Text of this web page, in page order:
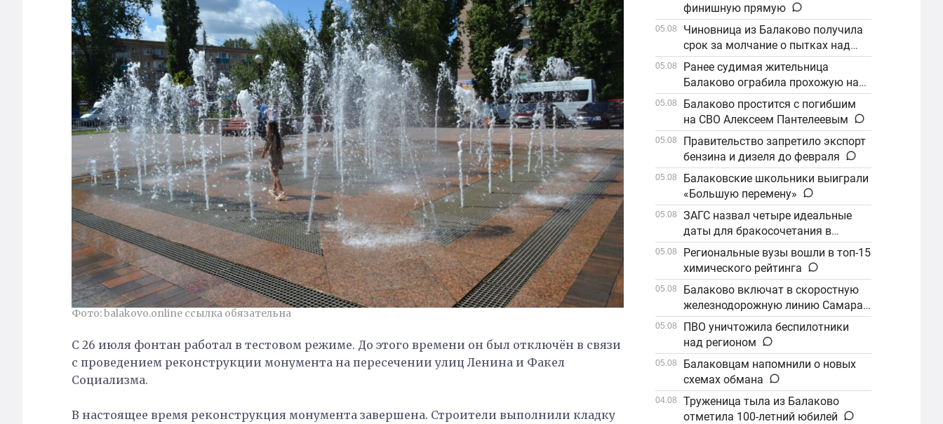
Фото: balakovo.online ссылка обязательна
С 26 июля фонтан работал в тестовом режиме. До этого времени он был отключён в связи
с проведением реконструкции монумента на пересечении улиц Ленина и Факел
Социализма.
В настоящее время реконструкция монумента завершена. Строители выполнили кладку
финишную прямую
05.08
Чиновница из Балаково получила
срок за молчание о пытках над
детьми
05.08
Ранее судимая жительница
Балаково ограбила прохожую на
улице
05.08
Балаково простится с погибшим
на СВО Алексеем Пантелеевым
05.08
Правительство запретило экспорт
бензина и дизеля до февраля
05.08
Балаковские школьники выиграли
«Большую перемену»
05.08
ЗАГС назвал четыре идеальные
даты для бракосочетания в
сентябре
05.08
Региональные вузы вошли в топ-15
химического рейтинга
05.08
Балаково включат в скоростную
железнодорожную линию Самара–
Саратов
05.08
ПВО уничтожила беспилотники
над регионом
05.08
Балаковцам напомнили о новых
схемах обмана
04.08
Труженица тыла из Балаково
отметила 100-летний юбилей